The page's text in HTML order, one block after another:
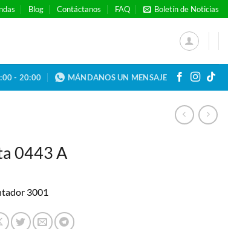
Blog Contáctanos FAQ Boletín de Noticias
- 20:00 MÁNDANOS UN MENSAJE
0443 A
3001